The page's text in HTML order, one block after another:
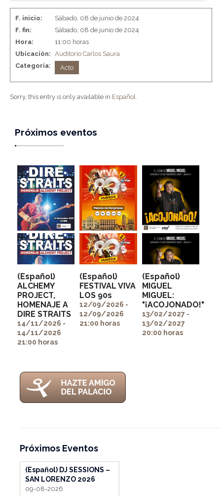
F. inicio:
Sábado, 08 de junio de 2024
F. fin:
Sábado, 08 de junio de 2024
Hora:
11:00 horas
Ubicación: Auditorio Carlos Saura
Categoria:
Acto
Sorry, this entry is only available in Español
Próximos eventos
" alt=""
itemprop="image">
(Español)
ALCHEMY
PROJECT,
HOMENAJE A
DIRE STRAITS
14/11/2026 -
14/11/2026
21:00 horas
" alt=""
itemprop="image">
(Español)
FESTIVAL VIVA
LOS 90s
12/09/2026 -
12/09/2026
21:00 horas
" alt=""
itemprop="image">
(Español)
MIGUEL
MIGUEL:
"¡ACOJONADO!"
13/02/2027 -
13/02/2027
20:00 horas
Próximos Eventos
(Español) DJ SESSIONS –
SAN LORENZO 2026
09-08-2026